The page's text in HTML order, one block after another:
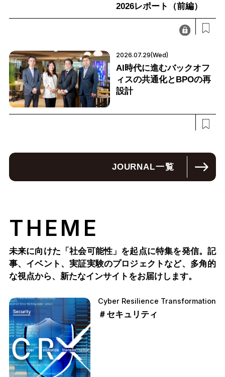
2026レポート（前編）
2026.07.29(Wed)
AI時代に進むバックオフ
ィスの共通化とBPOの再
設計
JOURNAL一覧
THEME
未来に向けた「社会可能性」を起点に特集を発信。記
事、イベント、実証実験のプロジェクトなど、多角的
な視点から、新たなインサイトをお届けします。
Cyber Resilience Transformation
＃セキュリティ